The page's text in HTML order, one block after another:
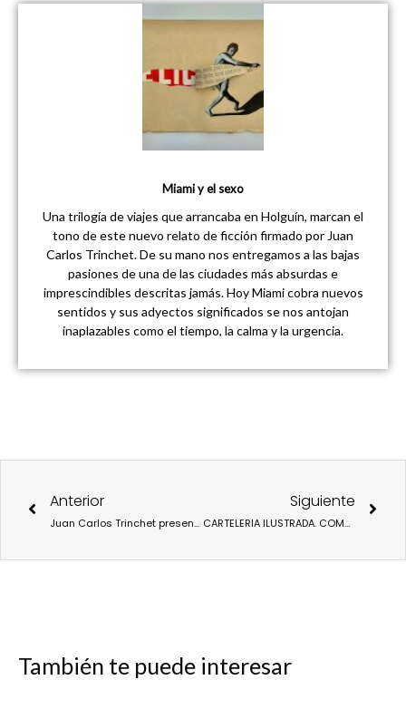
Miami y el sexo
Una trilogía de viajes que arrancaba en Holguín, marcan el
tono de este nuevo relato de ficción firmado por Juan
Carlos Trinchet. De su mano nos entregamos a las bajas
pasiones de una de las ciudades más absurdas e
imprescindibles descritas jamás. Hoy Miami cobra nuevos
sentidos y sus adyectos significados se nos antojan
inaplazables como el tiempo, la calma y la urgencia.
Anterior
Juan Carlos Trinchet presenta su último relato: Madrid o la historia de los hombres enclaustrados
Siguiente
CARTELERIA ILUSTRADA. COMO EL ARTE TRANSFORMA LA COMUNICACION VISUAL
También te puede interesar